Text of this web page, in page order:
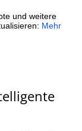
und weitere
Mehr